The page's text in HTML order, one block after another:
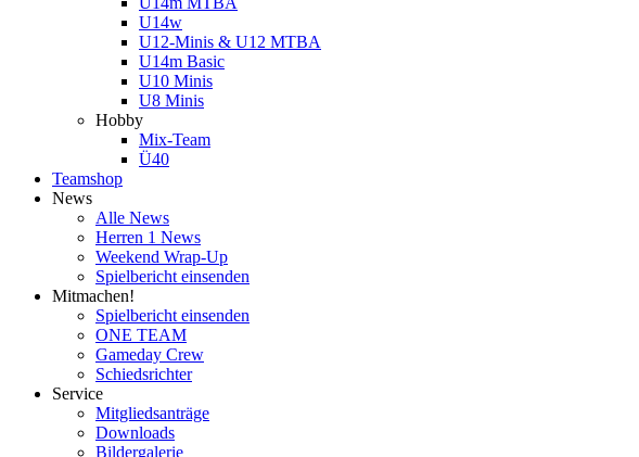
U14w
U12-Minis & U12 MTBA
U14m Basic
U10 Minis
U8 Minis
Hobby
Mix-Team
Ü40
Teamshop
News
Alle News
Herren 1 News
Weekend Wrap-Up
Spielbericht einsenden
Mitmachen!
Spielbericht einsenden
ONE TEAM
Gameday Crew
Schiedsrichter
Service
Mitgliedsanträge
Downloads
Bildergalerie